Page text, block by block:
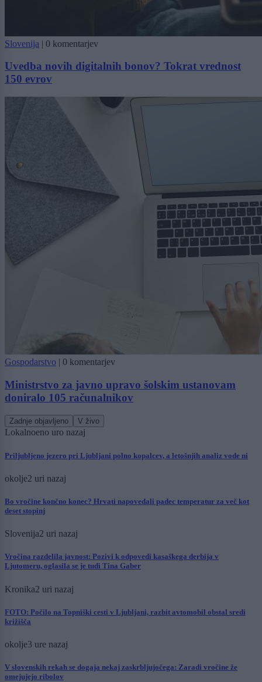
Slovenija | 0 komentarjev
Uvedba novih digitalnih bonov? Tokrat vrednost
150 evrov
Gospodarstvo | 0 komentarjev
Ministrstvo za javno upravo šolskim ustanovam
doniralo 105 računalnikov
Zadnje objavljeno V živo
Lokalnoeno uro nazaj
Priljubljeno jezero pri Ljubljani polno kopalcev, a letošnjih analiz vode ni
okolje2 uri nazaj
Bo vročine končno konec? Hrvati napovedali padec temperatur za več kot
deset stopinj
Slovenija2 uri nazaj
Vročina razdelila javnost: Pozivi k odpovedi kasaškega derbija v
Ljutomeru, oglasila se je tudi Tina Gaber
Kronika2 uri nazaj
FOTO: Počilo na Topniški cesti v Ljubljani, razbit avtomobil obstal sredi
križišča
okolje3 ure nazaj
V slovenskih rekah se dogaja nekaj zaskrbljujočega: Zaradi vročine že
omejujejo ribolov